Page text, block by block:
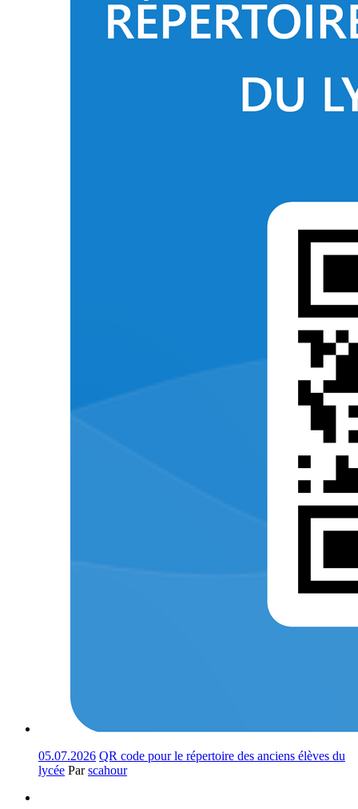
05.07.2026 QR code pour le répertoire des anciens élèves du
lycée Parscahour